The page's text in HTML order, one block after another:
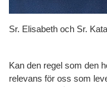
Sr. Elisabeth och Sr.
Kan den regel som den
relevans för oss som